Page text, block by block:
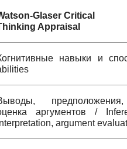
Glaser Critical
Appraisal
навыки и
аргументов /
argument